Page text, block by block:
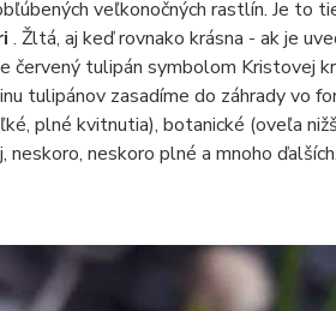
veľkonočných rastlín. Je to
. Žltá, aj keď rovnako krásna - ak je
červený tulipán symbolom Kristovej
tulipánov zasadíme do záhrady vo
plné kvitnutia), botanické (oveľa
neskoro plné a mnoho ďalších.